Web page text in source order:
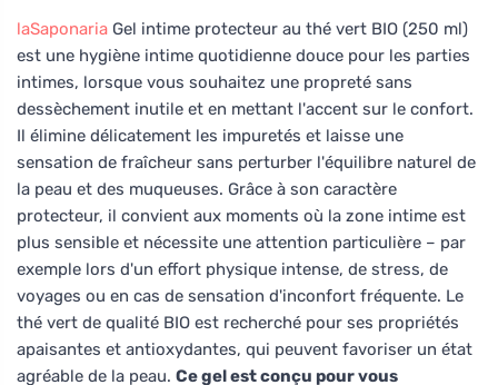
laSaponaria Gel intime protecteur au thé vert BIO (250 ml)
est une hygiène intime quotidienne douce pour les parties
intimes, lorsque vous souhaitez une propreté sans
dessèchement inutile et en mettant l'accent sur le confort.
Il élimine délicatement les impuretés et laisse une
sensation de fraîcheur sans perturber l'équilibre naturel de
la peau et des muqueuses. Grâce à son caractère
protecteur, il convient aux moments où la zone intime est
plus sensible et nécessite une attention particulière – par
exemple lors d'un effort physique intense, de stress, de
voyages ou en cas de sensation d'inconfort fréquente. Le
thé vert de qualité BIO est recherché pour ses propriétés
apaisantes et antioxydantes, qui peuvent favoriser un état
agréable de la peau. Ce gel est conçu pour vous